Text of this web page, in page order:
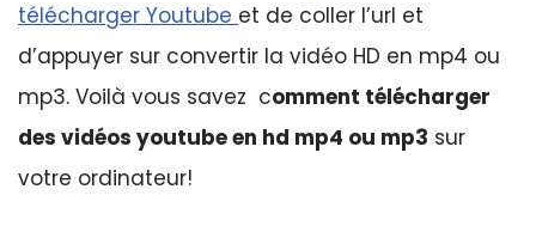
télécharger Youtube et de coller l’url et
d’appuyer sur convertir la vidéo HD en mp4 ou
mp3. Voilà vous savez comment télécharger
des vidéos youtube en hd mp4 ou mp3 sur
votre ordinateur!